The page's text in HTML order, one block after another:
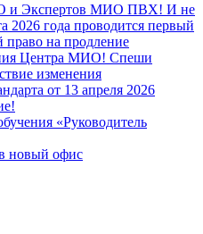
и Экспертов МИО ПВХ! И не
2026 года проводится первый
на продление
Центра МИО! Спеши
изменения
от 13 апреля 2026
«Руководитель
новый офис